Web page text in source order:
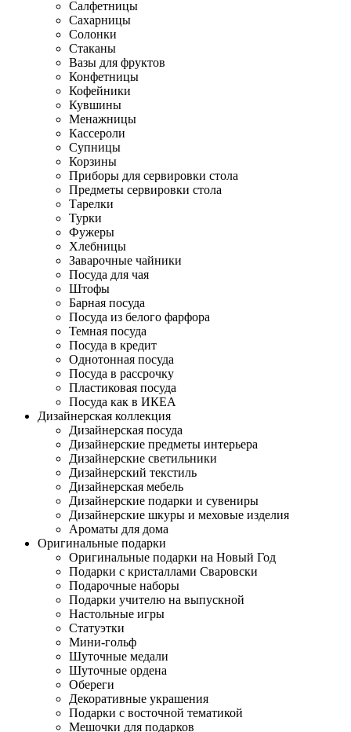
Салфетницы
Сахарницы
Солонки
Стаканы
Вазы для фруктов
Конфетницы
Кофейники
Кувшины
Менажницы
Кассероли
Супницы
Корзины
Приборы для сервировки стола
Предметы сервировки стола
Тарелки
Турки
Фужеры
Хлебницы
Заварочные чайники
Посуда для чая
Штофы
Барная посуда
Посуда из белого фарфора
Темная посуда
Посуда в кредит
Однотонная посуда
Посуда в рассрочку
Пластиковая посуда
Посуда как в ИКЕА
Дизайнерская коллекция
Дизайнерская посуда
Дизайнерские предметы интерьера
Дизайнерские светильники
Дизайнерский текстиль
Дизайнерская мебель
Дизайнерские подарки и сувениры
Дизайнерские шкуры и меховые изделия
Ароматы для дома
Оригинальные подарки
Оригинальные подарки на Новый Год
Подарки с кристаллами Сваровски
Подарочные наборы
Подарки учителю на выпускной
Настольные игры
Статуэтки
Мини-гольф
Шуточные медали
Шуточные ордена
Обереги
Декоративные украшения
Подарки с восточной тематикой
Мешочки для подарков